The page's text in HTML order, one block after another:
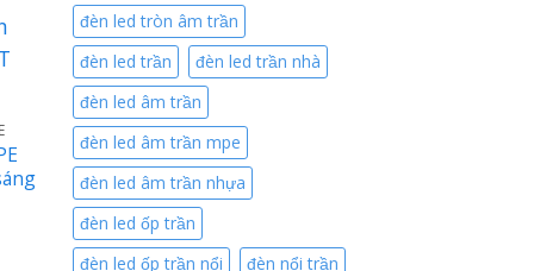
đèn led tròn âm trần
đèn led trần
đèn led trần nhà
đèn led âm trần
đèn led âm trần mpe
đèn led âm trần nhựa
đèn led ốp trần
đèn led ốp trần nổi
đèn nổi trần